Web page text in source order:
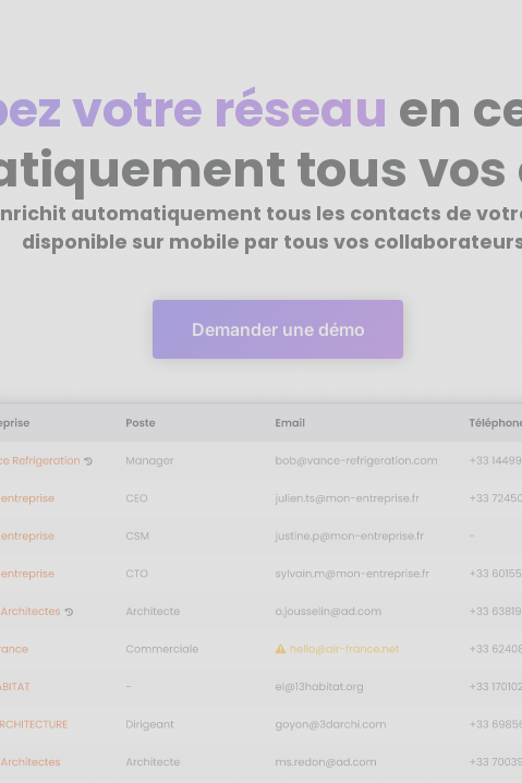
votre réseau en
tous
automatiquement tous les contacts de
disponible sur mobile par tous vos
Demander une démo